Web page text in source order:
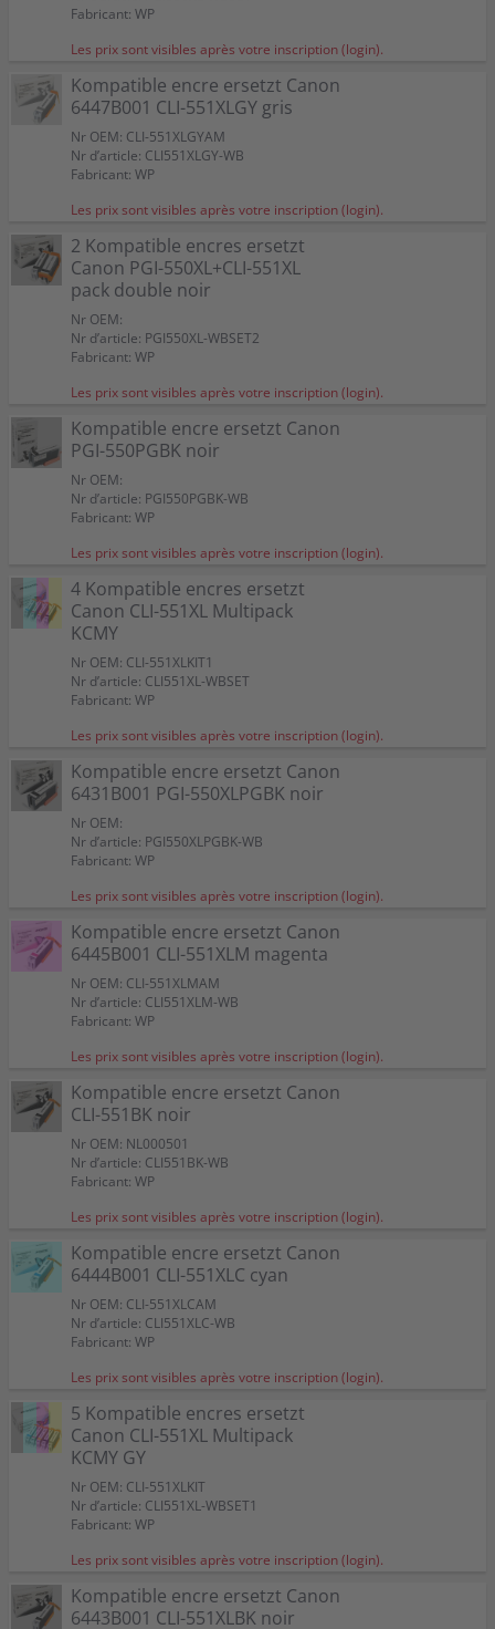
Fabricant: WP
Les prix sont visibles après votre inscription (login).
Kompatible encre ersetzt Canon
6447B001 CLI-551XLGY gris
Nr OEM: CLI-551XLGYAM
Nr d’article: CLI551XLGY-WB
Fabricant: WP
Les prix sont visibles après votre inscription (login).
2 Kompatible encres ersetzt
Canon PGI-550XL+CLI-551XL
pack double noir
Nr OEM:
Nr d’article: PGI550XL-WBSET2
Fabricant: WP
Les prix sont visibles après votre inscription (login).
Kompatible encre ersetzt Canon
PGI-550PGBK noir
Nr OEM:
Nr d’article: PGI550PGBK-WB
Fabricant: WP
Les prix sont visibles après votre inscription (login).
4 Kompatible encres ersetzt
Canon CLI-551XL Multipack
KCMY
Nr OEM: CLI-551XLKIT1
Nr d’article: CLI551XL-WBSET
Fabricant: WP
Les prix sont visibles après votre inscription (login).
Kompatible encre ersetzt Canon
6431B001 PGI-550XLPGBK noir
Nr OEM:
Nr d’article: PGI550XLPGBK-WB
Fabricant: WP
Les prix sont visibles après votre inscription (login).
Kompatible encre ersetzt Canon
6445B001 CLI-551XLM magenta
Nr OEM: CLI-551XLMAM
Nr d’article: CLI551XLM-WB
Fabricant: WP
Les prix sont visibles après votre inscription (login).
Kompatible encre ersetzt Canon
CLI-551BK noir
Nr OEM: NL000501
Nr d’article: CLI551BK-WB
Fabricant: WP
Les prix sont visibles après votre inscription (login).
Kompatible encre ersetzt Canon
6444B001 CLI-551XLC cyan
Nr OEM: CLI-551XLCAM
Nr d’article: CLI551XLC-WB
Fabricant: WP
Les prix sont visibles après votre inscription (login).
5 Kompatible encres ersetzt
Canon CLI-551XL Multipack
KCMY GY
Nr OEM: CLI-551XLKIT
Nr d’article: CLI551XL-WBSET1
Fabricant: WP
Les prix sont visibles après votre inscription (login).
Kompatible encre ersetzt Canon
6443B001 CLI-551XLBK noir